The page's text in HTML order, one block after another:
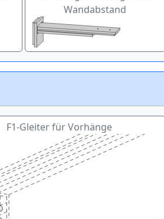
Wandabstand
F1-Gleiter für Vorhänge